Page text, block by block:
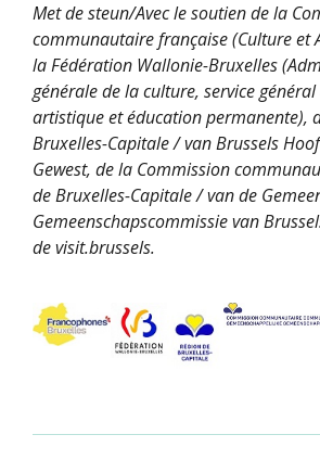
Met de steun/Avec le soutien de la
communautaire française (Culture et
la Fédération Wallonie-Bruxelles
générale de la culture, service
artistique et éducation permanente),
Bruxelles-Capitale / van Brussels
Gewest, de la Commission
de Bruxelles-Capitale / van de
Gemeenschapscommissie van
de visit.brussels.